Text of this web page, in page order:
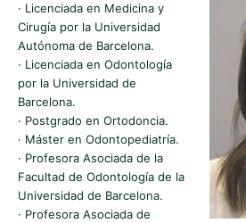
· Licenciada en Medicina y
Cirugía por la Universidad
Autónoma de Barcelona.
· Licenciada en Odontología
por la Universidad de
Barcelona.
· Postgrado en Ortodoncia.
· Máster en Odontopediatría.
· Profesora Asociada de la
Facultad de Odontología de la
Universidad de Barcelona.
· Profesora Asociada de